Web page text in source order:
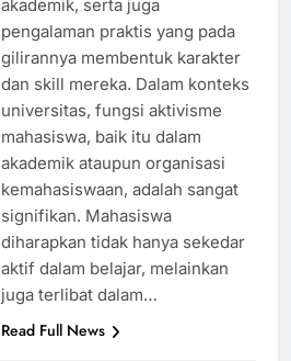
akademik, serta juga
pengalaman praktis yang pada
gilirannya membentuk karakter
dan skill mereka. Dalam konteks
universitas, fungsi aktivisme
mahasiswa, baik itu dalam
akademik ataupun organisasi
kemahasiswaan, adalah sangat
signifikan. Mahasiswa
diharapkan tidak hanya sekedar
aktif dalam belajar, melainkan
juga terlibat dalam…
Read Full News